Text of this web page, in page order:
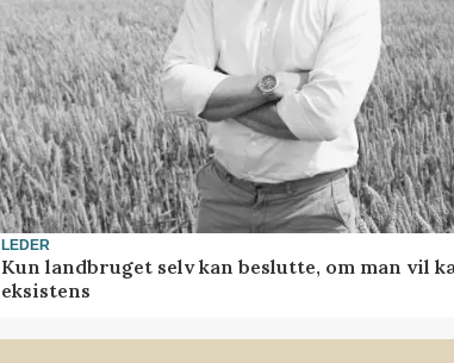
LEDER
Kun landbruget selv kan beslutte, om man vil
eksistens